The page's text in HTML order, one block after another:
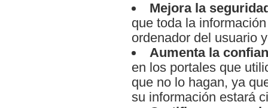
Mejora la
que toda la
ordenador del usuario
Aumenta la
en los portales que
que no lo hagan, ya
su información estará